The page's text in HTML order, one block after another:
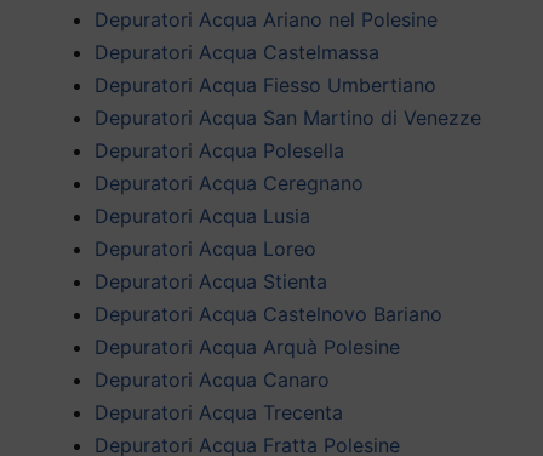
Depuratori Acqua Ariano nel Polesine
Depuratori Acqua Castelmassa
Depuratori Acqua Fiesso Umbertiano
Depuratori Acqua San Martino di Venezze
Depuratori Acqua Polesella
Depuratori Acqua Ceregnano
Depuratori Acqua Lusia
Depuratori Acqua Loreo
Depuratori Acqua Stienta
Depuratori Acqua Castelnovo Bariano
Depuratori Acqua Arquà Polesine
Depuratori Acqua Canaro
Depuratori Acqua Trecenta
Depuratori Acqua Fratta Polesine